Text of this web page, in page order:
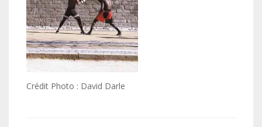
Crédit Photo : David Darle